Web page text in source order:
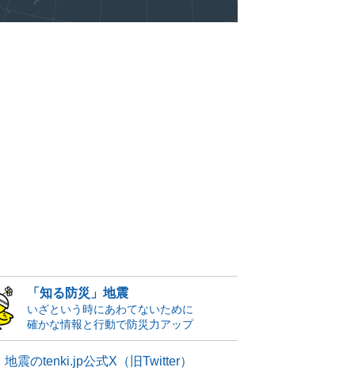
「知る防災」地震
いざという時にあわてないために
確かな情報と行動で防災力アップ
地震のtenki.jp公式X（旧Twitter）